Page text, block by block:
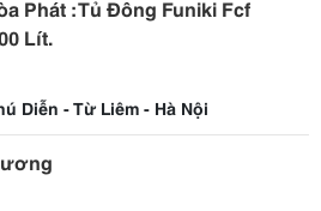
Phát : Tủ Đông Funiki Fcf
Lít.
Diễn - Từ Liêm - Hà Nội